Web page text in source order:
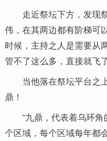
走近祭坛下方，发现
伟，在其两边都有阶梯可
时候，主持之人是需要从
管不了这么多，直接就飞
当他落在祭坛平台之
鼎！
“九鼎，代表着乌环
个区域，每个区域每年都